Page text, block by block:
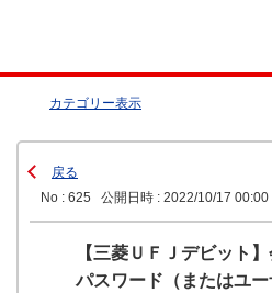
カテゴリー表示
戻る
No : 625
公開日時 : 2022/10/17 00:00
【三菱ＵＦＪデビット
パスワード（またはユ